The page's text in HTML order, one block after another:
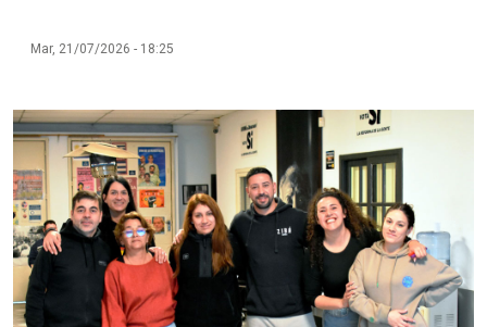
Mar, 21/07/2026 - 18:25
Imagen